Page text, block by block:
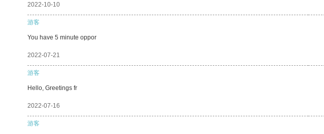
2022-10-10
游客
You have 5 minute oppor
2022-07-21
游客
Hello, Greetings fr
2022-07-16
游客